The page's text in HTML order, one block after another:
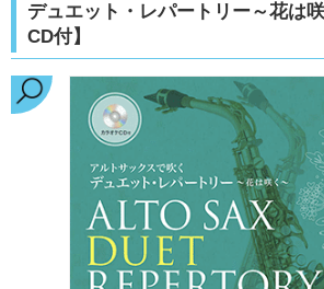
デュエット・レパートリー～花は
CD付】